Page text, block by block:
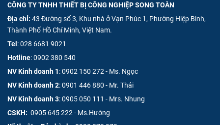
CÔNG TY TNHH THIẾT BỊ CÔNG NGHIỆP SONG TOÀN
Địa chỉ: 43 Đường số 3, Khu nhà ở Vạn Phúc 1, Phường Hiệp Bình,
Thành Phố Hồ Chí Minh, Việt Nam.
Tel :028 6681 9021
Hotline:0902 380 540
NV Kinh doanh 1:0902 150 272 - Ms. Ngọc
NV Kinh doanh 2:0901 446 880 - Mr. Thái
NV Kinh doanh 3:0905 050 111 - Mrs. Nhung
CSKH: 0905 645 222 - Ms.Hường